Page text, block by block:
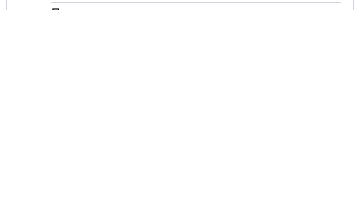
Пакеты и мешки